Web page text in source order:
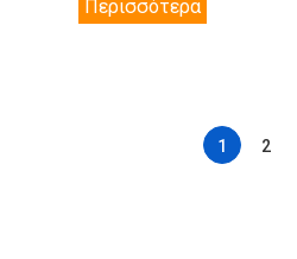
Περισσότερα
1 2